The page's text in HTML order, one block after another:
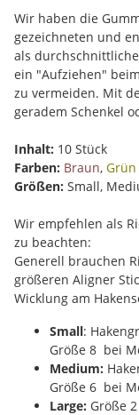
Wir haben die
gezeichneten und
als
ein "Aufziehen"
zu vermeiden. Mit
geradem Schenkel
Inhalt: 10 Stück
Farben: Braun, Grün
Größen: Small,
Wir empfehlen als
zu beachten:
Generell brauchen
größeren Aligner
Wicklung am
Small:
Größe 8 bei
Medium:
Größe 6 bei
Large: Größe